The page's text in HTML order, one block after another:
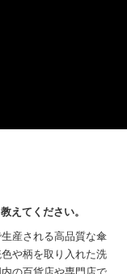
えてください。
産される高品質な傘
や柄を取り入れた洗